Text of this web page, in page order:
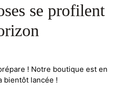
se profilent
! Notre boutique est en
bientôt lancée !